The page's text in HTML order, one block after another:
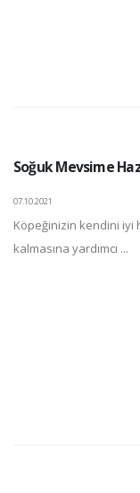
Soğuk Mevsime
07.10.2021
Köpeğinizin kendini iyi
kalmasına yardımcı ...